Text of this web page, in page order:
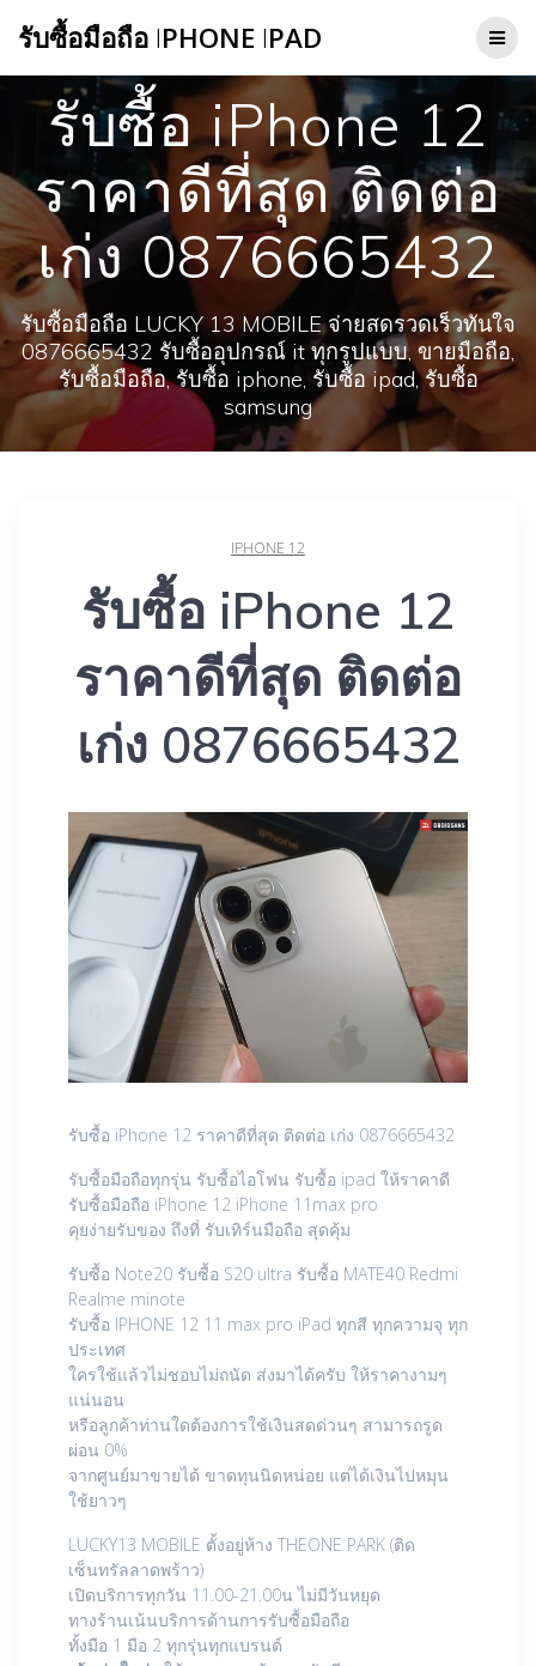
to
รับซื้อมือถือ IPHONE IPAD
รับซื้อ iPhone 12
ราคาดีที่สุด ติดต่อ
เก่ง 0876665432
รับซื้อมือถือ LUCKY 13 MOBILE จ่ายสดรวดเร็วทันใจ
0876665432 รับซื้ออุปกรณ์ it ทุกรูปแบบ, ขายมือถือ,
รับซื้อมือถือ, รับซื้อ iphone, รับซื้อ ipad, รับซื้อ
samsung
IPHONE 12
รับซื้อ iPhone 12
ราคาดีที่สุด ติดต่อ
เก่ง 0876665432
รับซื้อ iPhone 12 ราคาดีที่สุด ติดต่อ เก่ง 0876665432
รับซื้อมือถือทุกรุ่น รับซื้อไอโฟน รับซื้อ ipad ให้ราคาดี
รับซื้อมือถือ iPhone 12 iPhone 11max pro
คุยง่ายรับของ ถึงที่ รับเทิร์นมือถือ สุดคุ้ม
รับซื้อ Note20 รับซื้อ S20 ultra รับซื้อ MATE40 Redmi
Realme minote
รับซื้อ IPHONE 12 11 max pro iPad ทุกสี ทุกความจุ ทุก
ประเทศ
ใครใช้แล้วไม่ชอบไม่ถนัด ส่งมาได้ครับ ให้ราคางามๆ
แน่นอน
หรือลูกค้าท่านใดต้องการใช้เงินสดด่วนๆ สามารถรูด
ผ่อน 0%
จากศูนย์มาขายได้ ขาดทุนนิดหน่อย แต่ได้เงินไปหมุน
ใช้ยาวๆ
LUCKY13 MOBILE ตั้งอยู่ห้าง THEONE PARK (ติด
เซ็นทรัลลาดพร้าว)
เปิดบริการทุกวัน 11.00-21.00น ไม่มีวันหยุด
ทางร้านเน้นบริการด้านการรับซื้อมือถือ
ทั้งมือ 1 มือ 2 ทุกรุ่นทุกแบรนด์